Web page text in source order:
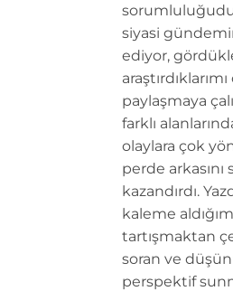
siyasi
ediyor,
paylaşmaya
farklı
olaylara çok
perde arkasını
kazandırdı.
kaleme
tartışmaktan
soran ve
perspektif